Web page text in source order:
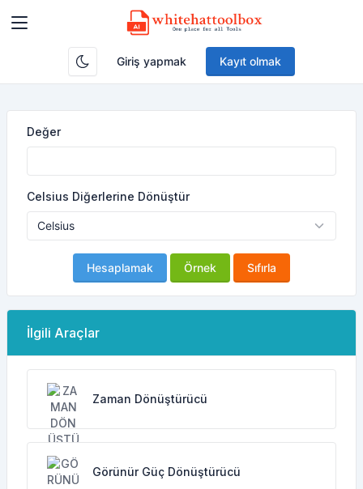
Giriş yapmak Kayıt olmak
Değer
Celsius Diğerlerine Dönüştür
Hesaplamak Örnek Sıfırla
İlgili Araçlar
Zaman Dönüştürücü
Görünür Güç Dönüştürücü